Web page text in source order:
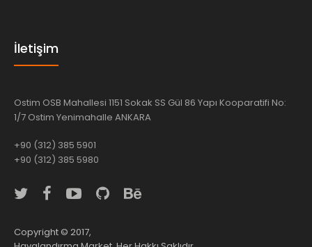
İletişim
Ostim OSB Mahallesi 1151 Sokak SS Gül 86 Yapı Kooparatifi No:
1/7 Ostim Yenimahalle ANKARA
+90 (312) 385 5901
+90 (312) 385 5980
Copyright © 2017,